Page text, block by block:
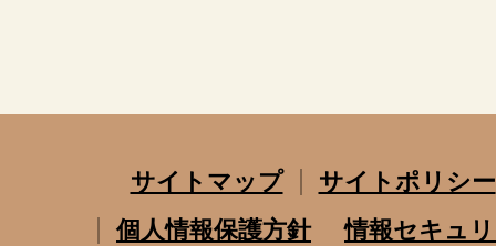
サイトマップ
サイトポリシー
個人情報保護方針
情報セキュ